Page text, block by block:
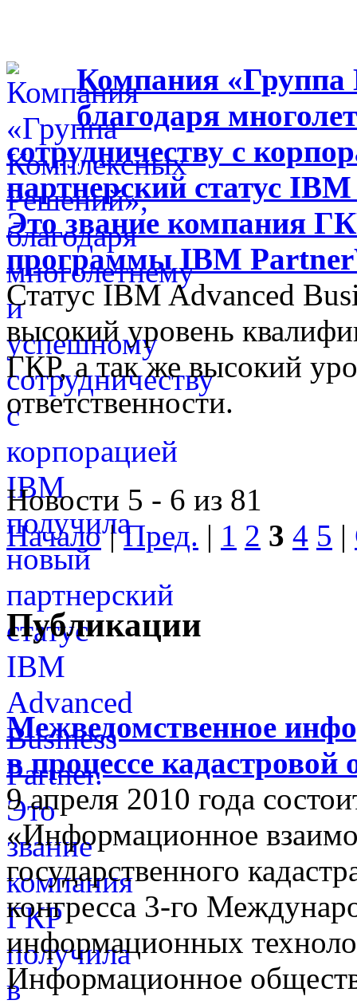
Компания
благодаря
сотрудничеству с
партнерский статус
Это звание компания
программы IBM
Статус IBM Advanced
высокий уровень
ГКР, а так же высокий
ответственности.
Новости 5 - 6 из 81
Начало|Пред. | 1 2 3 4 5 |
Публикации
Межведомственное
в процессе
9 апреля 2010 года
«Информационное
государственного
конгресса 3-го
информационных
Информационное